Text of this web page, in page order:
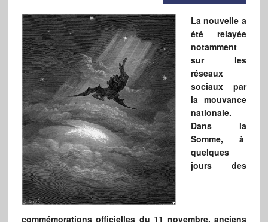
La nouvelle a
été relayée
notamment
sur les
réseaux
sociaux par
la mouvance
nationale.
Dans la
Somme, à
quelques
jours des
commémorations officielles du 11 novembre, anciens